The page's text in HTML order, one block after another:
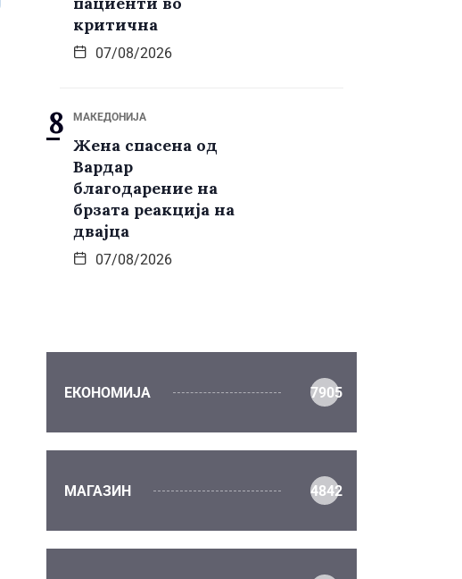
критична
07/08/2026
МАКЕДОНИЈА
Жена спасена од
Вардар
благодарение на
брзата реакција на
двајца
07/08/2026
ЕКОНОМИЈА 7905
МАГАЗИН 4842